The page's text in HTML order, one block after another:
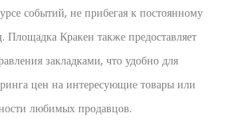
событий, не прибегая к постоянному
Площадка Кракен также предоставляет
закладками, что удобно для
цен на интересующие товары или
любимых продавцов.